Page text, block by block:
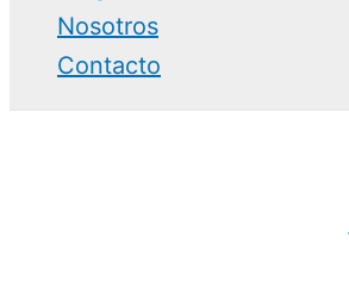
Nosotros
Contacto